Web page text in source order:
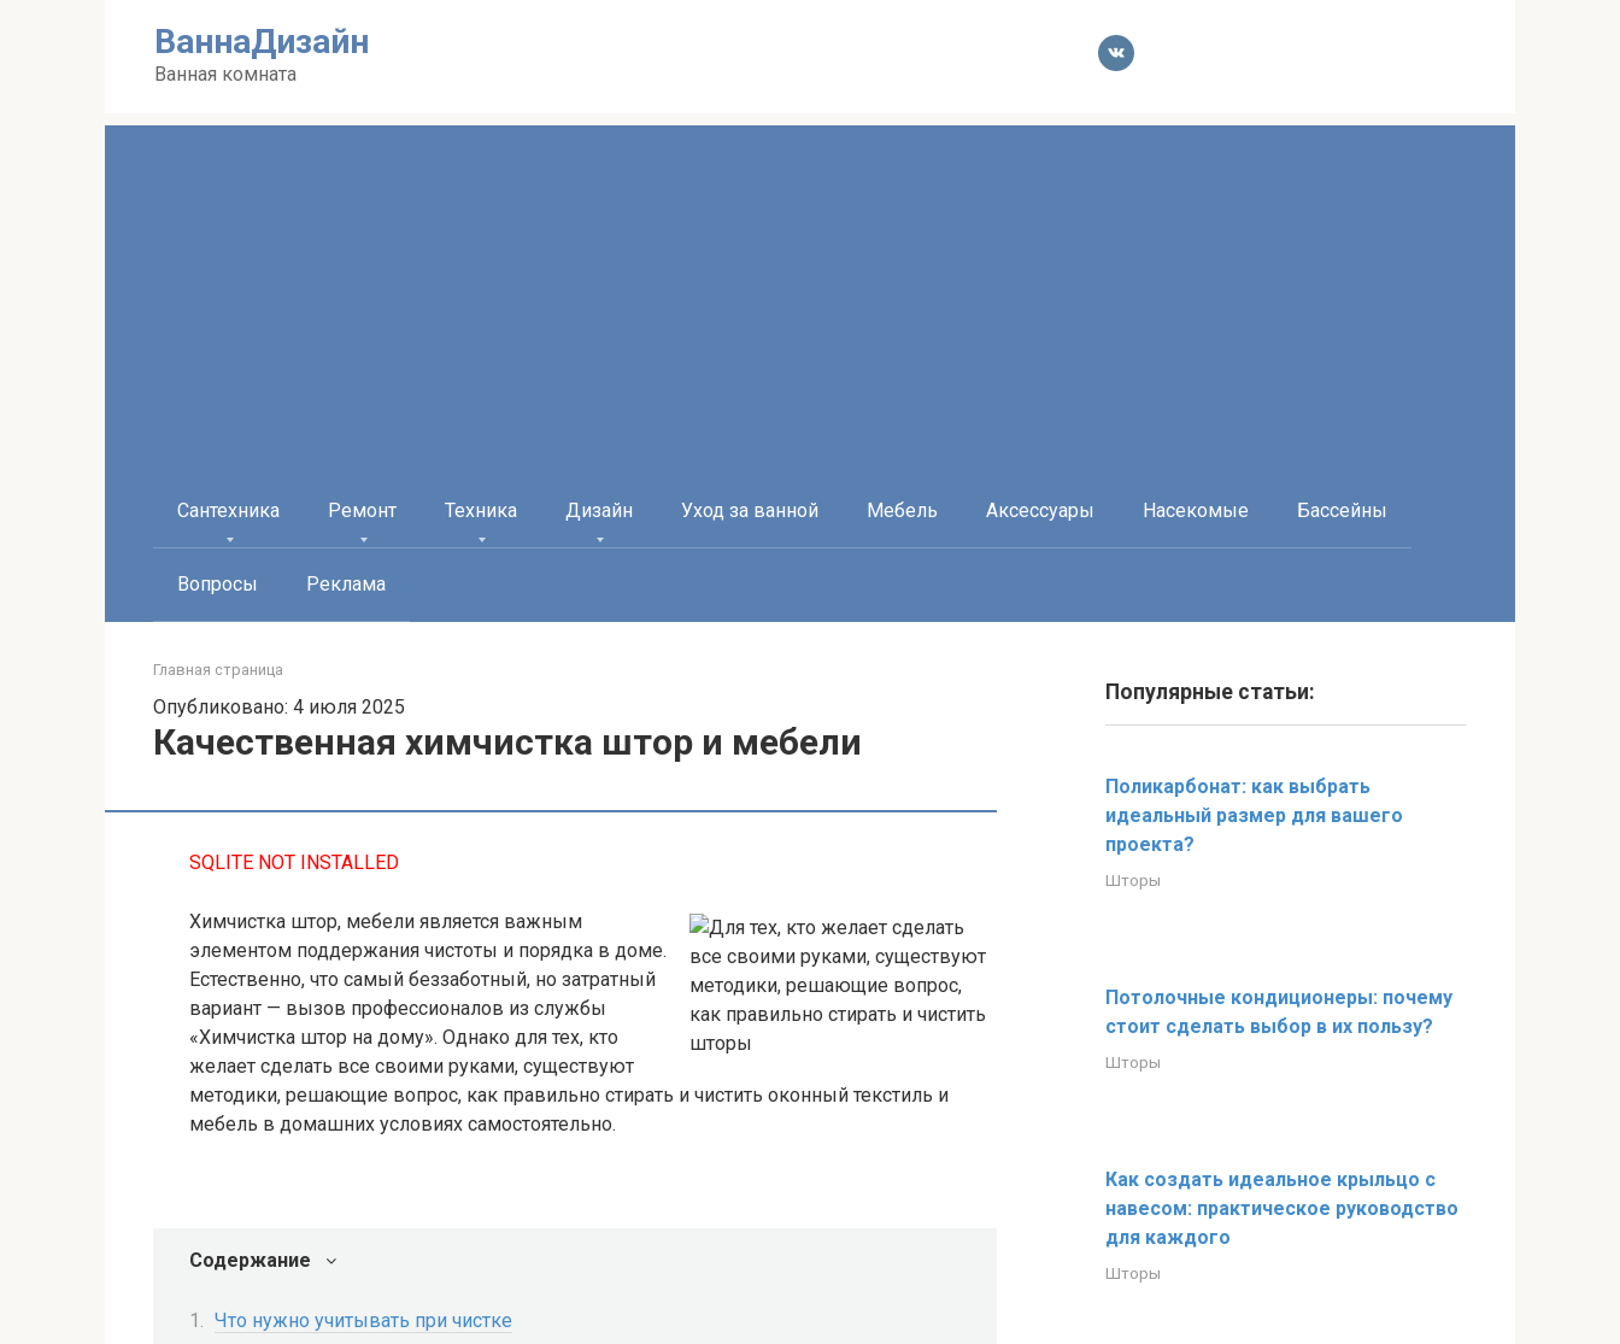
ВаннаДизайн
Ванная комната
Сантехника Ремонт Техника Дизайн Уход за ванной Мебель Аксессуары Насекомые Бассейны
Вопросы Реклама
Главная страница
Опубликовано: 4 июля 2025
Качественная химчистка штор и мебели
SQLITE NOT INSTALLED
Химчистка штор, мебели является важным
элементом поддержания чистоты и порядка в доме.
Естественно, что самый беззаботный, но затратный
вариант — вызов профессионалов из службы
«Химчистка штор на дому». Однако для тех, кто
желает сделать все своими руками, существуют
методики, решающие вопрос, как правильно стирать и чистить оконный текстиль и
мебель в домашних условиях самостоятельно.
Содержание
Что нужно учитывать при чистке
Популярные статьи:
Поликарбонат: как выбрать
идеальный размер для вашего
проекта?
Шторы
Потолочные кондиционеры: почему
стоит сделать выбор в их пользу?
Шторы
Как создать идеальное крыльцо с
навесом: практическое руководство
для каждого
Шторы